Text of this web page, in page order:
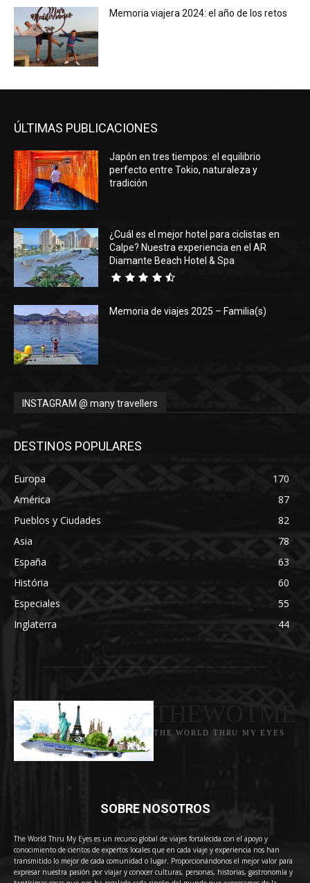
Memoria viajera 2024: el año de los retos
ÚLTIMAS PUBLICACIONES
Japón en tres tiempos: el equilibrio
perfecto entre Tokio, naturaleza y
tradición
¿Cuál es el mejor hotel para ciclistas en
Calpe? Nuestra experiencia en el AR
Diamante Beach Hotel & Spa
Memoria de viajes 2025 – Familia(s)
INSTAGRAM @ many travellers
DESTINOS POPULARES
Europa
170
América
87
Pueblos y Ciudades
82
Asia
78
España
63
História
60
Especiales
55
Inglaterra
44
THE WORLD THRU MY EYES
SOBRE NOSOTROS
The World Thru My Eyes es un recurso global de viajes fortalecida con el apoyo y
conocimiento de cientos de expertos locales que en cada viaje y experiencia nos han
transmitido lo mejor de cada comunidad o lugar. Proporcionándonos el mejor valor para
expresar nuestra pasión por viajar y conocer culturas, personas, historias, gastronomía y